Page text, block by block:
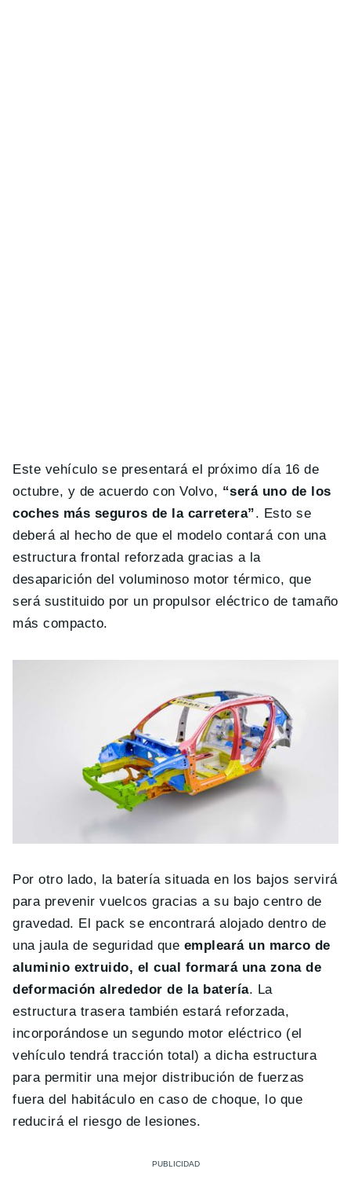
Este vehículo se presentará el próximo día 16 de
octubre, y de acuerdo con Volvo, “será uno de los
coches más seguros de la carretera”. Esto se
deberá al hecho de que el modelo contará con una
estructura frontal reforzada gracias a la
desaparición del voluminoso motor térmico, que
será sustituido por un propulsor eléctrico de tamaño
más compacto.
Por otro lado, la batería situada en los bajos servirá
para prevenir vuelcos gracias a su bajo centro de
gravedad. El pack se encontrará alojado dentro de
una jaula de seguridad que empleará un marco de
aluminio extruido, el cual formará una zona de
deformación alrededor de la batería. La
estructura trasera también estará reforzada,
incorporándose un segundo motor eléctrico (el
vehículo tendrá tracción total) a dicha estructura
para permitir una mejor distribución de fuerzas
fuera del habitáculo en caso de choque, lo que
reducirá el riesgo de lesiones.